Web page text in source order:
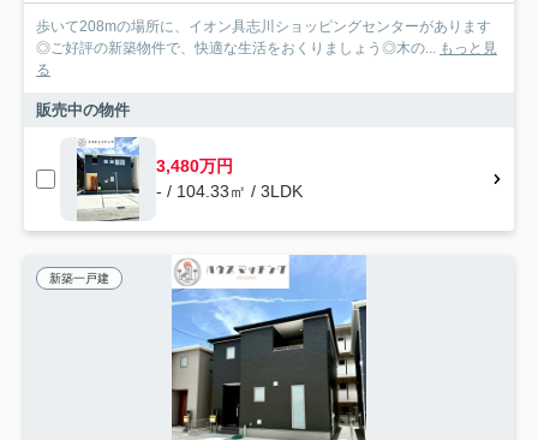
歩いて208mの場所に、イオン具志川ショッピングセンターがあります
◎ご好評の新築物件で、快適な生活をおくりましょう◎木の... もっと見
る
販売中の物件
3,480万円
- / 104.33㎡ / 3LDK
新築一戸建